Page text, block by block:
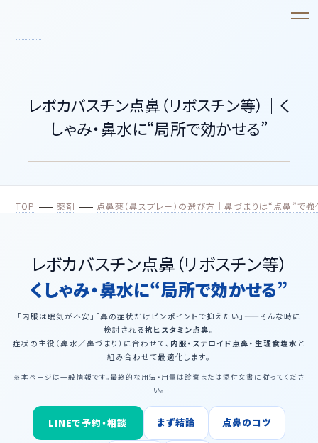
レボカバスチン点鼻（リボスチン等）｜く
しゃみ・鼻水に“局所で効かせる”
TOP 薬剤 点鼻薬（鼻スプレー）の選び方｜鼻づまりは“点鼻”で
レボカバスチン点鼻（リボスチン等）
くしゃみ・鼻水に“局所で効かせる”
「内服は眠気が不安」「鼻の症状だけピンポイントで抑えたい」——そんな時に
検討される抗ヒスタミン点鼻。
症状の主役（鼻水／鼻づまり）に合わせて、 内服・ステロイド点鼻・生理食塩水 と
組み合わせて最適化します。
※本ページは一般情報です。最終的な用法・用量は診察または添付文書に従ってくださ
い。
LINEで予約・相談 まず結論 点鼻のコツ